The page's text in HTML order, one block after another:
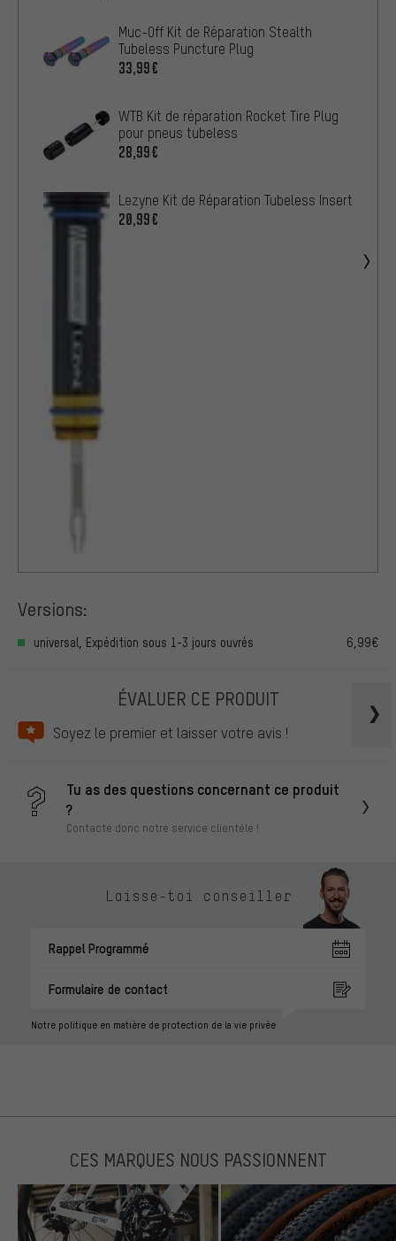
Muc-Off Kit de Réparation Stealth
Tubeless Puncture Plug
33,99€
WTB Kit de réparation Rocket Tire Plug
pour pneus tubeless
28,99€
Lezyne Kit de Réparation Tubeless Insert
20,99€
Versions:
universal, Expédition sous 1-3 jours ouvrés 6,99€
ÉVALUER CE PRODUIT
Soyez le premier et laisser votre avis !
Tu as des questions concernant ce produit
?
Contacte donc notre service clientèle !
Laisse-toi conseiller
Rappel Programmé
Formulaire de contact
Notre politique en matière de protection de la vie privée
CES MARQUES NOUS PASSIONNENT